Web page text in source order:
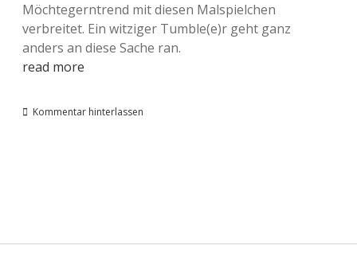
Möchtegerntrend mit diesen Malspielchen
verbreitet. Ein witziger Tumble(e)r geht ganz
anders an diese Sache ran.
read more
Kommentar hinterlassen